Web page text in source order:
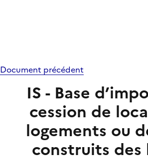
Document précédent
IS - Base
cession de
logements ou
construits des